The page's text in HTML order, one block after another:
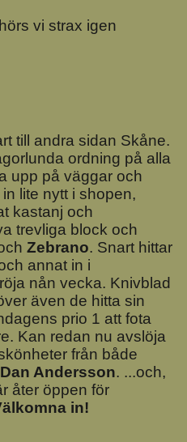
vi strax igen
till andra sidan Skåne.
ordning på alla
upp på väggar och
lite nytt i shopen,
kastanj och
trevliga block och
Zebrano. Snart hittar
annat in i
nån vecka. Knivblad
även de hitta sin
prio 1 att fota
Kan redan nu avslöja
från både
Dan Andersson. ...och,
åter öppen för
in!